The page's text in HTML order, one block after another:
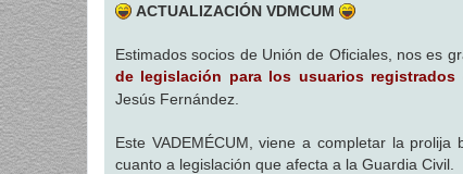
ACTUALIZACIÓN VDMCUM
Estimados socios de Unión de Oficiales, nos es
de legislación para los usuarios registrados
Jesús Fernández.
Este VADEMÉCUM, viene a completar la
cuanto a legislación que afecta a la Guardia Civil.